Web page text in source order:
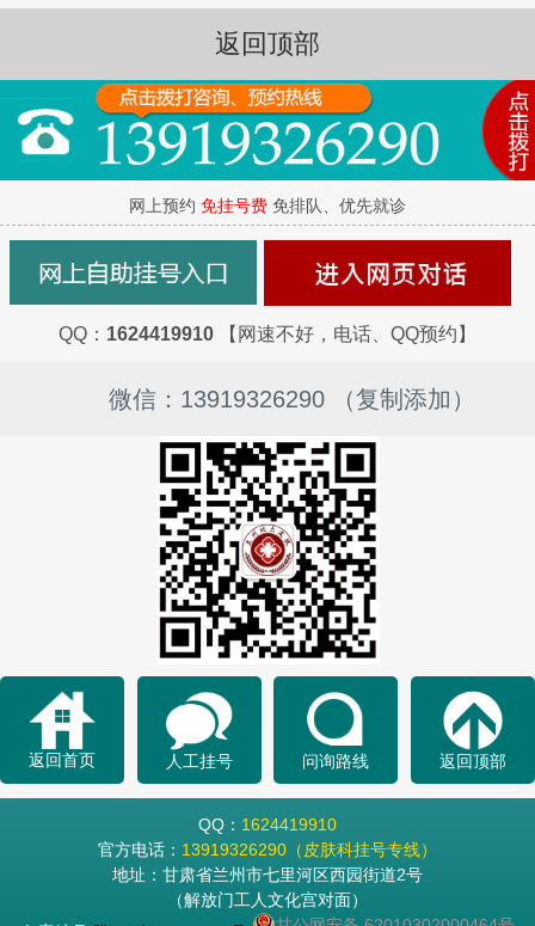
返回顶部
网上预约 免挂号费 免排队、优先就诊
QQ： 1624419910 【网速不好，电话、QQ预约】
微信：13919326290 （复制添加）
返回首页 人工挂号 问询路线 返回顶部
QQ： 1624419910
官方电话： 13919326290（皮肤科挂号专线）
地址：甘肃省兰州市七里河区西园街道2号
（解放门工人文化宫对面）